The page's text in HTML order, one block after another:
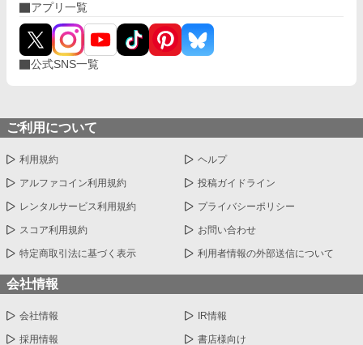
アプリ一覧
公式SNS一覧
ご利用について
利用規約 ヘルプ
アルファコイン利用規約 投稿ガイドライン
レンタルサービス利用規約 プライバシーポリシー
スコア利用規約 お問い合わせ
特定商取引法に基づく表示 利用者情報の外部送信について
会社情報
会社情報 IR情報
採用情報 書店様向け